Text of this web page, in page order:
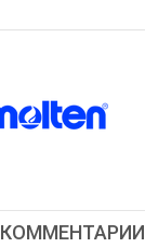
КОММЕНТАРИИ